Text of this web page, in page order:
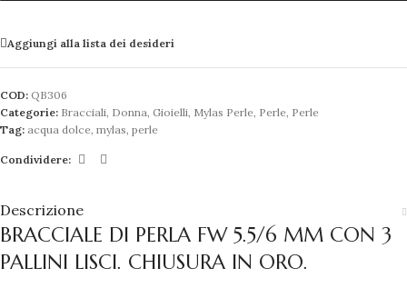
Aggiungi alla lista dei desideri
COD: QB306
Categorie: Bracciali, Donna, Gioielli, Mylas Perle, Perle, Perle
Tag: acqua dolce, mylas, perle
Condividere:
Descrizione
BRACCIALE DI PERLA FW 5.5/6 MM CON 3
PALLINI LISCI. CHIUSURA IN ORO.